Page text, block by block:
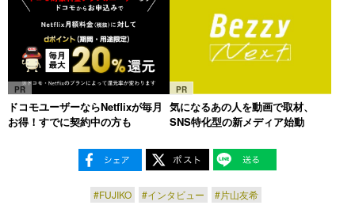
PR
ドコモユーザーならNetflixが毎月
お得！すでに契約中の方も
PR
気になるあの人を動画で取材、
SNS特化型の新メディア始動
#FUJIKO #インタビュー #片山友希